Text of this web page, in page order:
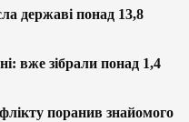
державі понад 13,8
вже зібрали понад 1,4
поранив знайомого